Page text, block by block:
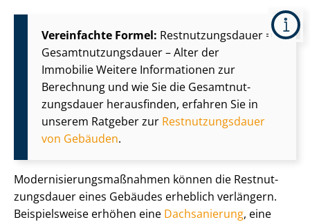
Vereinfachte Formel: Rest­nut­zungs­dau­er =
Ge­samt­nut­zungs­dau­er – Alter der
Immobilie Weitere Informationen zur
Berechnung und wie Sie die Ge­samt­nut­
zungs­dau­er herausfinden, erfahren Sie in
unserem Ratgeber zur Rest­nut­zungs­dau­er
von Gebäuden.
Mo­der­ni­sie­rungs­maß­nah­men können die Rest­nut­
zungs­dau­er eines Gebäudes erheblich verlängern.
Beispielsweise erhöhen eine Dachsanierung, eine